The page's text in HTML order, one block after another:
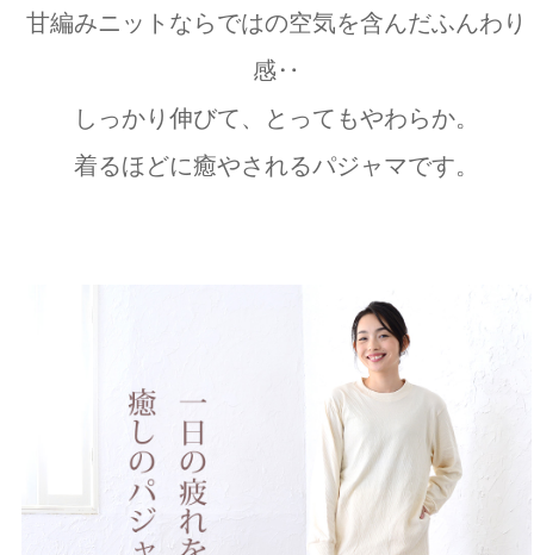
甘編みニットならではの空気を含んだふんわり
感‥
しっかり伸びて、とってもやわらか。
着るほどに癒やされるパジャマです。